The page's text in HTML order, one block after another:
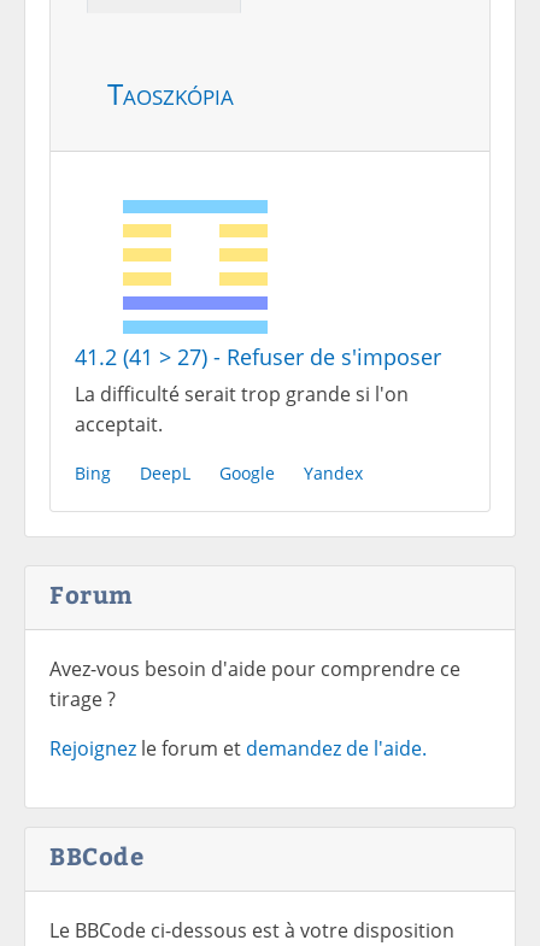
Taoszkópia
41.2 (41 > 27) - Refuser de s'imposer
La difficulté serait trop grande si l'on
acceptait.
Bing DeepL Google Yandex
Forum
Avez-vous besoin d'aide pour comprendre ce
tirage ?
Rejoignez le forum et demandez de l'aide.
BBCode
Le BBCode ci-dessous est à votre disposition